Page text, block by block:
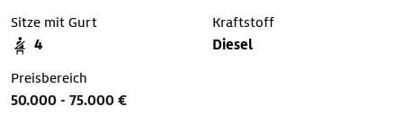
Sitze mit Gurt
4
Kraftstoff
Diesel
Preisbereich
50.000 - 75.000 €